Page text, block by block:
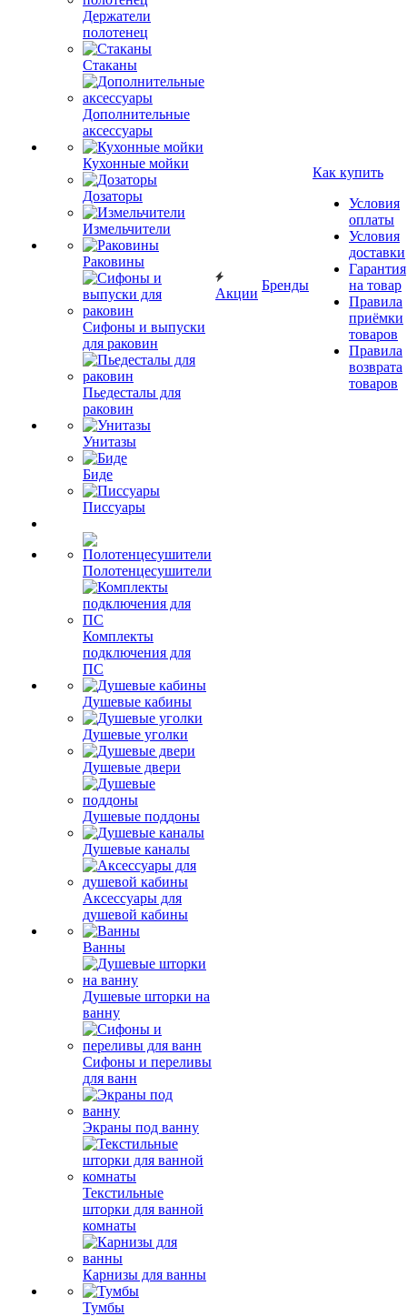
Держатели
полотенец
Стаканы
Дополнительные
аксессуары
Кухонные мойки
Дозаторы
Измельчители
Раковины
Сифоны и выпуски
для раковин
Пьедесталы для
раковин
Унитазы
Биде
Писсуары
Полотенцесушители
Комплекты
подключения для
ПС
Душевые кабины
Душевые уголки
Душевые двери
Душевые поддоны
Душевые каналы
Аксессуары для
душевой кабины
Ванны
Душевые шторки на
ванну
Сифоны и переливы
для ванн
Экраны под ванну
Текстильные
шторки для ванной
комнаты
Карнизы для ванны
Тумбы
Акции
Бренды
Как купить
Условия
оплаты
Условия
доставки
Гарантия
на товар
Правила
приёмки
товаров
Правила
возврата
товаров